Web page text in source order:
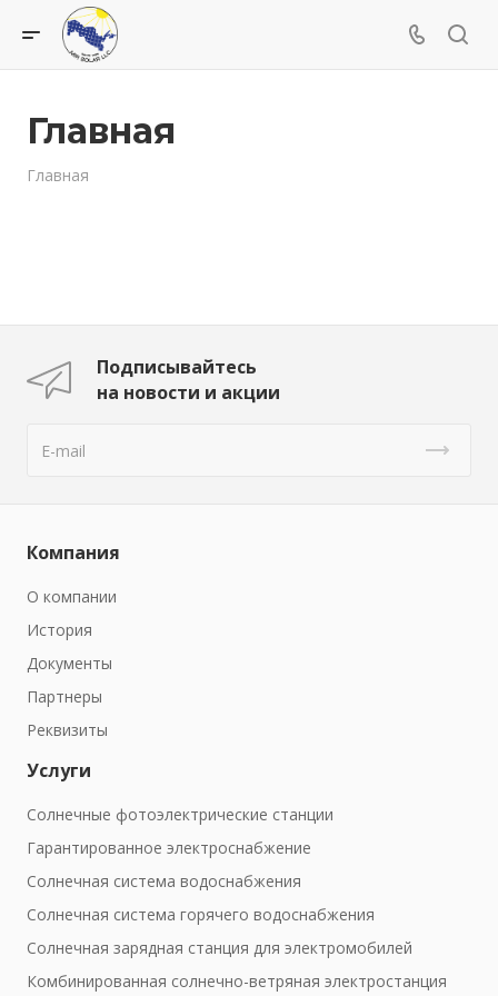
Главная
Главная
Подписывайтесь
на новости и акции
Компания
О компании
История
Документы
Партнеры
Реквизиты
Услуги
Солнечные фотоэлектрические станции
Гарантированное электроснабжение
Солнечная система водоснабжения
Солнечная система горячего водоснабжения
Солнечная зарядная станция для электромобилей
Комбинированная солнечно-ветряная электростанция